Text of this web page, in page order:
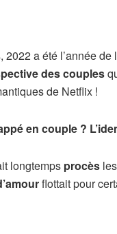
a été l’année de
des couples
de Netflix !
en couple ?
longtemps procès
flottait pour